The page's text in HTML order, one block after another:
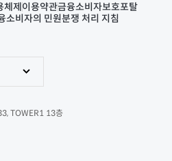
제 이용약관금융소비자보호포탈
소비자의 민원분쟁 처리 지침
TOWER1 13층